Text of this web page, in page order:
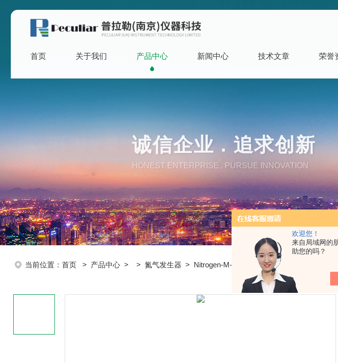
欢迎您！
来自局域网的
助您的吗？
首页 关于我们 产品中心 新闻中心 技术文章 荣誉
诚信企业 . 追求创新
HONEST ENTERPRISE . PURSUE INNOVATION
当前位置： 首页 > 产品中心> > 氮气发生器 > Nitrogen-M-60高纯液质联用氮气发生器